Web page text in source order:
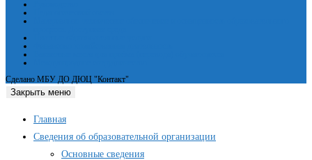
Сделано МБУ ДО ДЮЦ "Контакт"
Закрыть меню
Главная
Сведения об образовательной организации
Основные сведения